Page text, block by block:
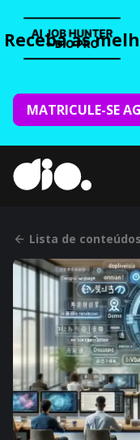
Receba as
MATRICULE-SE
Lista de conteúdos